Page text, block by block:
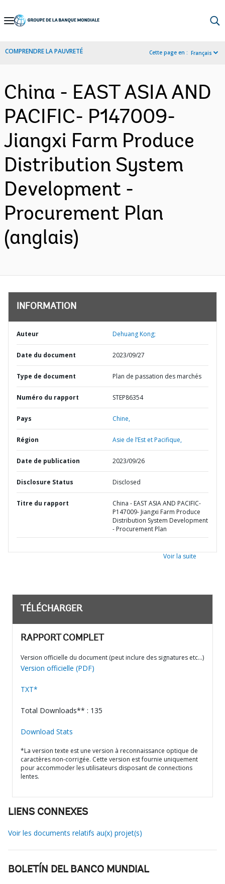
Skip
Navigation
COMPRENDRE LA PAUVRETÉ Cette page en : Français
China - EAST ASIA AND
PACIFIC- P147009-
Jiangxi Farm Produce
Distribution System
Development -
Procurement Plan
(anglais)
INFORMATION
Auteur Dehuang Kong;
Date du document 2023/09/27
Type de document Plan de passation des marchés
Numéro du rapport STEP86354
Pays Chine,
Région Asie de l’Est et Pacifique,
Date de publication 2023/09/26
Disclosure Status Disclosed
Titre du rapport
China - EAST ASIA AND PACIFIC-
P147009- Jiangxi Farm Produce
Distribution System Development
- Procurement Plan
Voir la suite
TÉLÉCHARGER
RAPPORT COMPLET
Version officielle du document (peut inclure des signatures etc…)
Version officielle (PDF)
TXT*
Total Downloads** : 135
Download Stats
*La version texte est une version à reconnaissance optique de
caractères non-corrigée. Cette version est fournie uniquement
pour accommoder les utilisateurs disposant de connections
lentes.
LIENS CONNEXES
Voir les documents relatifs au(x) projet(s)
BOLETÍN DEL BANCO MUNDIAL